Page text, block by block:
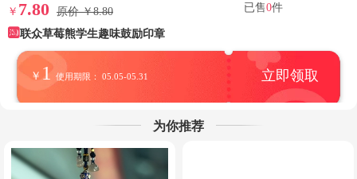
￥ 7.80 原价 ￥8.80 已售0件
联众草莓熊学生趣味鼓励印章
￥ 1 使用期限： 05.05-05.31 立即领取
为你推荐